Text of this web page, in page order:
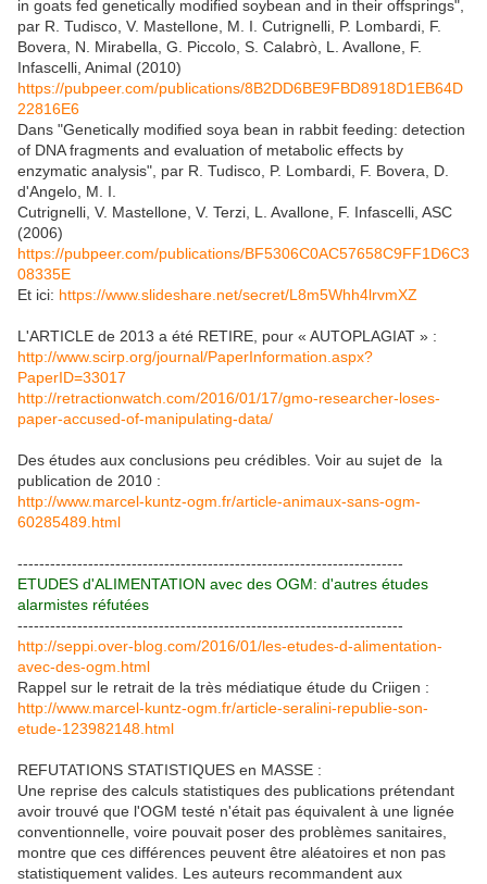
in goats fed genetically modified soybean and in their offsprings",
par R. Tudisco, V. Mastellone, M. I. Cutrignelli, P. Lombardi, F.
Bovera, N. Mirabella, G. Piccolo, S. Calabrò, L. Avallone, F.
Infascelli, Animal (2010)
https://pubpeer.com/publications/8B2DD6BE9FBD8918D1EB64D
22816E6
Dans "Genetically modified soya bean in rabbit feeding: detection
of DNA fragments and evaluation of metabolic effects by
enzymatic analysis", par R. Tudisco, P. Lombardi, F. Bovera, D.
d'Angelo, M. I.
Cutrignelli, V. Mastellone, V. Terzi, L. Avallone, F. Infascelli, ASC
(2006)
https://pubpeer.com/publications/BF5306C0AC57658C9FF1D6C3
08335E
Et ici: https://www.slideshare.net/secret/L8m5Whh4lrvmXZ
L'ARTICLE de 2013 a été RETIRE, pour « AUTOPLAGIAT » :
http://www.scirp.org/journal/PaperInformation.aspx?
PaperID=33017
http://retractionwatch.com/2016/01/17/gmo-researcher-loses-
paper-accused-of-manipulating-data/
Des études aux conclusions peu crédibles. Voir au sujet de la
publication de 2010 :
http://www.marcel-kuntz-ogm.fr/article-animaux-sans-ogm-
60285489.html
-----------------------------------------------------------------------
ETUDES d'ALIMENTATION avec des OGM: d'autres études
alarmistes réfutées
-----------------------------------------------------------------------
http://seppi.over-blog.com/2016/01/les-etudes-d-alimentation-
avec-des-ogm.html
Rappel sur le retrait de la très médiatique étude du Criigen :
http://www.marcel-kuntz-ogm.fr/article-seralini-republie-son-
etude-123982148.html
REFUTATIONS STATISTIQUES en MASSE :
Une reprise des calculs statistiques des publications prétendant
avoir trouvé que l'OGM testé n'était pas équivalent à une lignée
conventionnelle, voire pouvait poser des problèmes sanitaires,
montre que ces différences peuvent être aléatoires et non pas
statistiquement valides. Les auteurs recommandent aux